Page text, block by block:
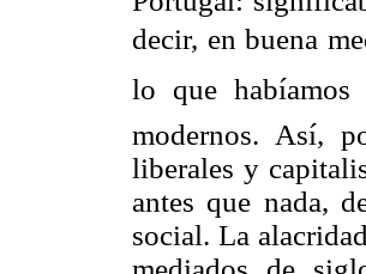
decir, en buena
lo que habíamos
modernos. Así,
liberales y
antes que nada,
social. La